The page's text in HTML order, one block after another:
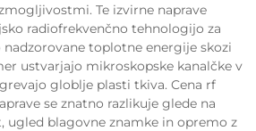
Te izvirne naprave
radiofrekvenčno tehnologijo za
toplotne energije skozi
ustvarjajo mikroskopske kanalčke v
globlje plasti tkiva. Cena rf
se znatno razlikuje glede na
ugled blagovne znamke in opremo z